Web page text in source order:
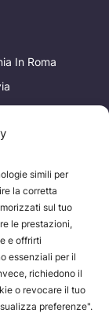
simili per
la corretta
sul tuo
le prestazioni,
e offrirti
essenziali per il
richiedono il
o revocare il tuo
preferenze".
In Roma